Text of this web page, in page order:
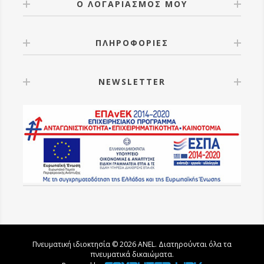
Ο ΛΟΓΑΡΙΑΣΜΟΣ ΜΟΥ
ΠΛΗΡΟΦΟΡΙΕΣ
NEWSLETTER
Πνευματική ιδιοκτησία © 2026 ANEL. Διατηρούνται όλα τα
πνευματικά δικαιώματα.